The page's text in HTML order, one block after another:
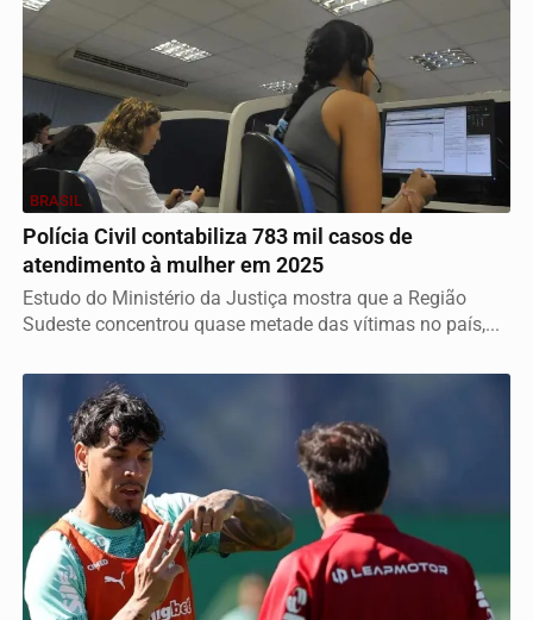
BRASIL
Polícia Civil contabiliza 783 mil casos de
atendimento à mulher em 2025
Estudo do Ministério da Justiça mostra que a Região
Sudeste concentrou quase metade das vítimas no país,...